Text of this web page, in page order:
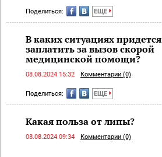
Поделиться: ЕЩЕ
В каких ситуациях придется
заплатить за вызов скорой
медицинской помощи?
08.08.2024 15:32 Комментарии (0)
Поделиться: ЕЩЕ
Какая польза от липы?
08.08.2024 09:34 Комментарии (0)